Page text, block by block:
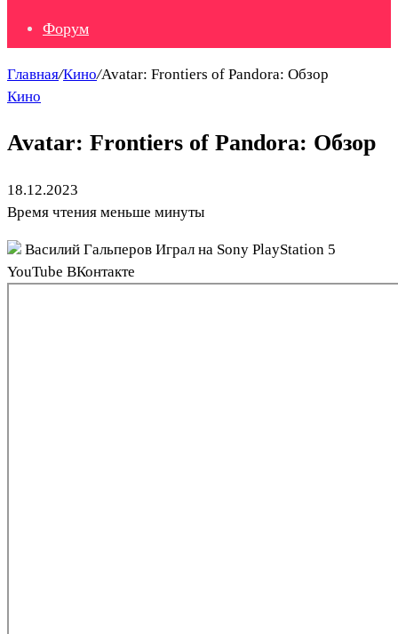
Форум
Главная/Кино/Avatar: Frontiers of Pandora: Обзор
Кино
Avatar: Frontiers of Pandora: Обзор
18.12.2023
Время чтения меньше минуты
Василий Гальперов Играл на Sony PlayStation 5
YouTube ВКонтакте